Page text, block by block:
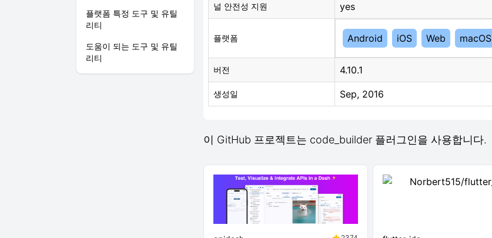
플랫폼 특정 도구 및 유틸
리티
도움이 되는 도구 및 유틸
리티
널 안전성 지원 yes
플랫폼 Android iOS Web macOS
버전 4.10.1
생성일 Sep, 2016
이 GitHub 프로젝트는 code_builder 플러그인을 사용합니다.